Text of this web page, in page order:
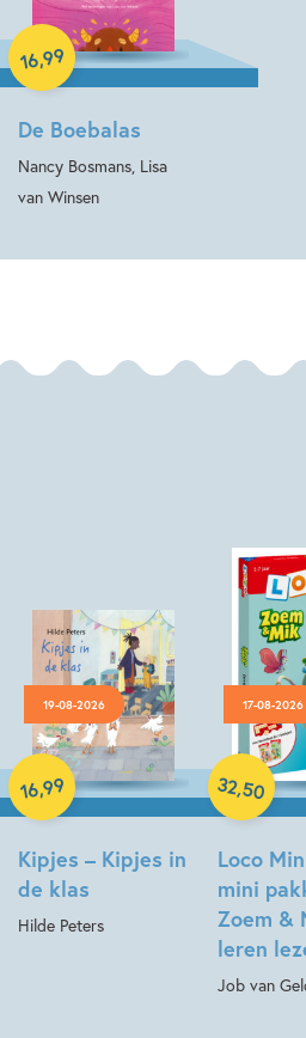
De Boebalas
Nancy Bosmans, Lisa
van Winsen
16,99
Hardcover
19-08-2026
Kipjes – Kipjes in
de klas
Hilde Peters
16,99
Hardcover
17-08-2026
Loco
mini
Zoem &
leren
Job van
32,50
Paperback